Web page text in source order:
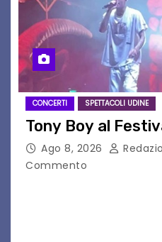
CONCERTI SPETTACOLI UDINE
Tony Boy al
Ago 8, 2026
Commento